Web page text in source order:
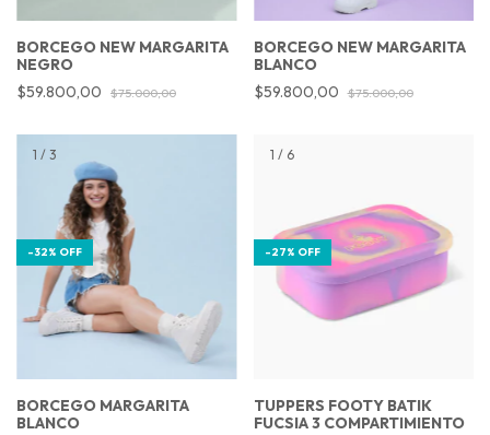
BORCEGO NEW MARGARITA
NEGRO
$59.800,00
$75.000,00
BORCEGO NEW MARGARITA
BLANCO
$59.800,00
$75.000,00
1 / 3
-32% OFF
BORCEGO MARGARITA
BLANCO
1 / 6
-27% OFF
TUPPERS FOOTY BATIK
FUCSIA 3 COMPARTIMIENTO